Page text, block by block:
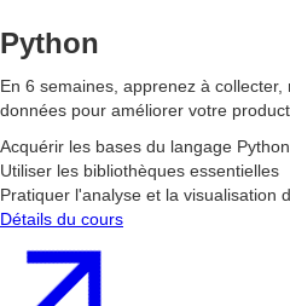
Python
En 6 semaines, apprenez à
données pour améliorer votre
Acquérir les bases du langage Python
Utiliser les bibliothèques essentielles
Pratiquer l'analyse et la visualisation
Détails du cours